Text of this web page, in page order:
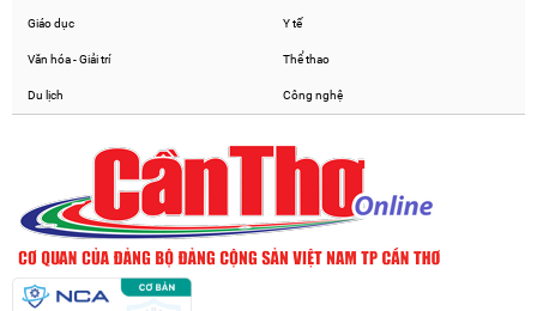
Giáo dục Y tế
Văn hóa - Giải trí Thể thao
Du lịch Công nghệ